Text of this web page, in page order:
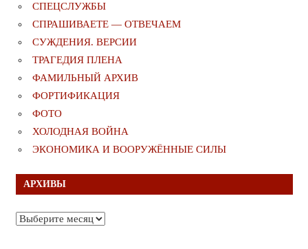
СПЕЦСЛУЖБЫ
СПРАШИВАЕТЕ — ОТВЕЧАЕМ
СУЖДЕНИЯ. ВЕРСИИ
ТРАГЕДИЯ ПЛЕНА
ФАМИЛЬНЫЙ АРХИВ
ФОРТИФИКАЦИЯ
ФОТО
ХОЛОДНАЯ ВОЙНА
ЭКОНОМИКА И ВООРУЖЁННЫЕ СИЛЫ
АРХИВЫ
Архивы